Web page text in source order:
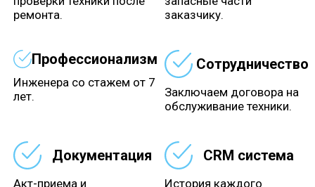
ремонта.
заказчику.
Профессионализм
Инженера со стажем от 7
лет.
Сотрудничество
Заключаем договора на
обслуживание техники.
Документация
Акт-приема и
CRM система
История каждого